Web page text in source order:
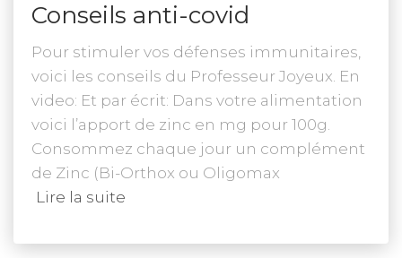
Conseils anti-covid
Pour stimuler vos défenses immunitaires,
voici les conseils du Professeur Joyeux. En
video: Et par écrit: Dans votre alimentation
voici l’apport de zinc en mg pour 100g.
Consommez chaque jour un complément
de Zinc (Bi-Orthox ou Oligomax
Lire la suite